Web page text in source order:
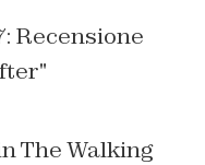
The Walking